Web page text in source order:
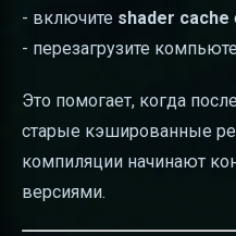
- включите shader cache
- перезагрузите
Это помогает, когда
старые кэшированные
компиляции начинают
версиями.